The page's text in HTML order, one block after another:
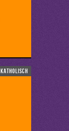
katholisch